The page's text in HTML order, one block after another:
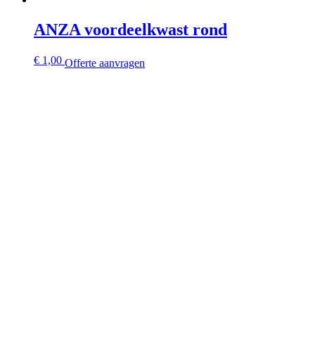
ANZA voordeelkwast rond
€ 1,00 Offerte aanvragen